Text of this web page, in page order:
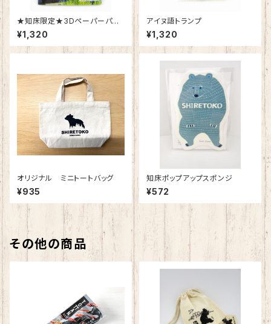
★知床限定★3Dペーパーパズ
ル「島梟（シマフクロウ）」
¥1,320
アイヌ語トランプ
¥1,320
オリジナル ミニトートバッグ
¥935
知床ポップアップスポンジ
¥572
その他の商品